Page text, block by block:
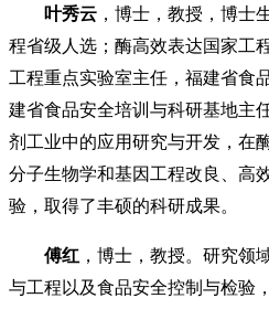
叶秀云 ，博士，教授，博士
程省级人选；酶高效表达国家工
工程重点实验室主任，福建省食
建省食品安全培训与科研基地主
剂工业中的应用研究与开发，在
分子生物学和基因工程改良、高
验，取得了丰硕的科研成果。
傅红 ，博士，教授。研究领
与工程以及食品安全控制与检验